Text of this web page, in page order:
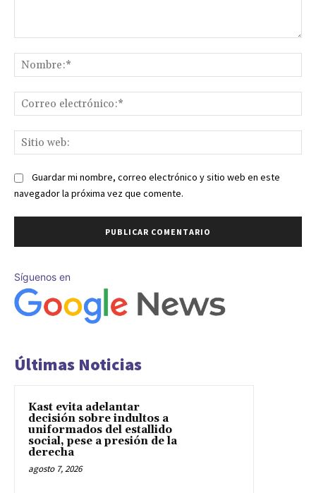
Guardar mi nombre, correo electrónico y sitio web en este
navegador la próxima vez que comente.
Síguenos en
Últimas Noticias
Kast evita adelantar
decisión sobre indultos a
uniformados del estallido
social, pese a presión de la
derecha
agosto 7, 2026